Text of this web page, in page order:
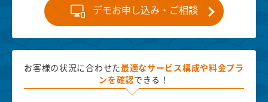
デモお申し込み・ご相談
お客様の状況に合わせた最適なサービス構成や料金プラ
ンを確認できる！